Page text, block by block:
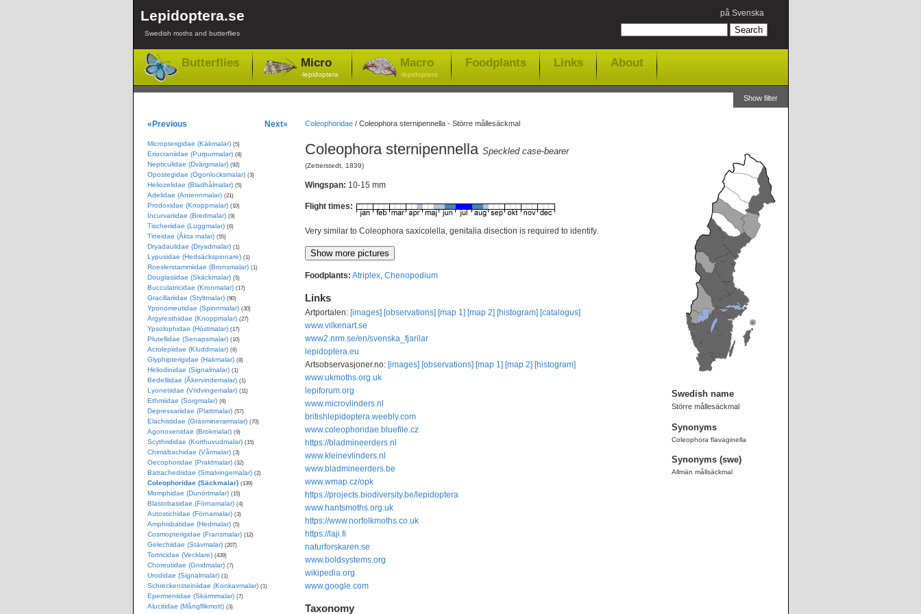
Lepidoptera.se
Swedish moths and butterflies
på Svenska
Butterflies Micro
-lepidoptera
Macro
-lepidoptera
Foodplants Links About
Show filter
Coleophoridae/ Coleophora sternipennella - Större mållesäckmal
Coleophora sternipennella Speckled case-bearer
(Zetterstedt, 1839)
Wingspan: 10-15 mm
Flight times:
Very similar to Coleophora saxicolella, genitalia disection is required to identify.
Foodplants: Atriplex, Chenopodium
Links
Artportalen: [images] [observations] [map 1] [map 2] [histogram] [catalogus]
www.vilkenart.se
www2.nrm.se/en/svenska_fjarilar
lepidoptera.eu
Artsobservasjoner.no: [images] [observations] [map 1] [map 2] [histogram]
www.ukmoths.org.uk
lepiforum.org
www.microvlinders.nl
britishlepidoptera.weebly.com
www.coleophoridae.bluefile.cz
https://bladmineerders.nl
www.kleinevlinders.nl
www.bladmineerders.be
www.wmap.cz/opk
https://projects.biodiversity.be/lepidoptera
www.hantsmoths.org.uk
https://www.norfolkmoths.co.uk
https://laji.fi
naturforskaren.se
www.boldsystems.org
wikipedia.org
www.google.com
Taxonomy
Swedish name
Större mållesäckmal
Synonyms
Coleophora flavaginella
Synonyms (swe)
Allmän mållsäckmal
«Previous Next»
Micropterigidae (Käkmalar) (5)
Eriocraniidae (Purpurmalar) (8)
Nepticulidae (Dvärgmalar) (92)
Opostegidae (Ögonlocksmalar) (3)
Heliozelidae (Bladhålmalar) (5)
Adelidae (Antennmalar) (21)
Prodoxidae (Knoppmalar) (10)
Incurvariidae (Bredmalar) (9)
Tischeriidae (Luggmalar) (6)
Tineidae (Äkta malar) (55)
Dryadaulidae (Dryadmalar) (1)
Lypusidae (Hedsäckspinnare) (1)
Roeslerstammiidae (Bronsmalar) (1)
Douglasiidae (Skäckmalar) (5)
Bucculatricidae (Kronmalar) (17)
Gracillariidae (Styltmalar) (90)
Yponomeutidae (Spinnmalar) (30)
Argyresthiidae (Knoppmalar) (27)
Ypsolophidae (Höstmalar) (17)
Plutellidae (Senapsmalar) (10)
Acrolepiidae (Kluddmalar) (6)
Glyphipterigidae (Hakmalar) (8)
Heliodinidae (Signalmalar) (1)
Bedelliidae (Åkervindemalar) (1)
Lyonetiidae (Vridvingemalar) (11)
Ethmiidae (Sorgmalar) (6)
Depressariidae (Plattmalar) (57)
Elachistidae (Gräsminerarmalar) (70)
Agonoxenidae (Brokmalar) (9)
Scythrididae (Korthuvudmalar) (15)
Chimabachidae (Vårmalar) (3)
Oecophoridae (Praktmalar) (32)
Batrachedridae (Smalvingemalar) (2)
Coleophoridae (Säckmalar) (139)
Momphidae (Dunörtmalar) (15)
Blastobasidae (Förnamalar) (4)
Autostichidae (Förnamalar) (3)
Amphisbatidae (Hedmalar) (5)
Cosmopterigidae (Fransmalar) (12)
Gelechiidae (Stävmalar) (207)
Tortricidae (Vecklare) (439)
Choreutidae (Gnidmalar) (7)
Urodidae (Signalmalar) (1)
Schreckensteiniidae (Konkavmalar) (1)
Epermeniidae (Skärmmalar) (7)
Alucitidae (Mångflikmott) (3)